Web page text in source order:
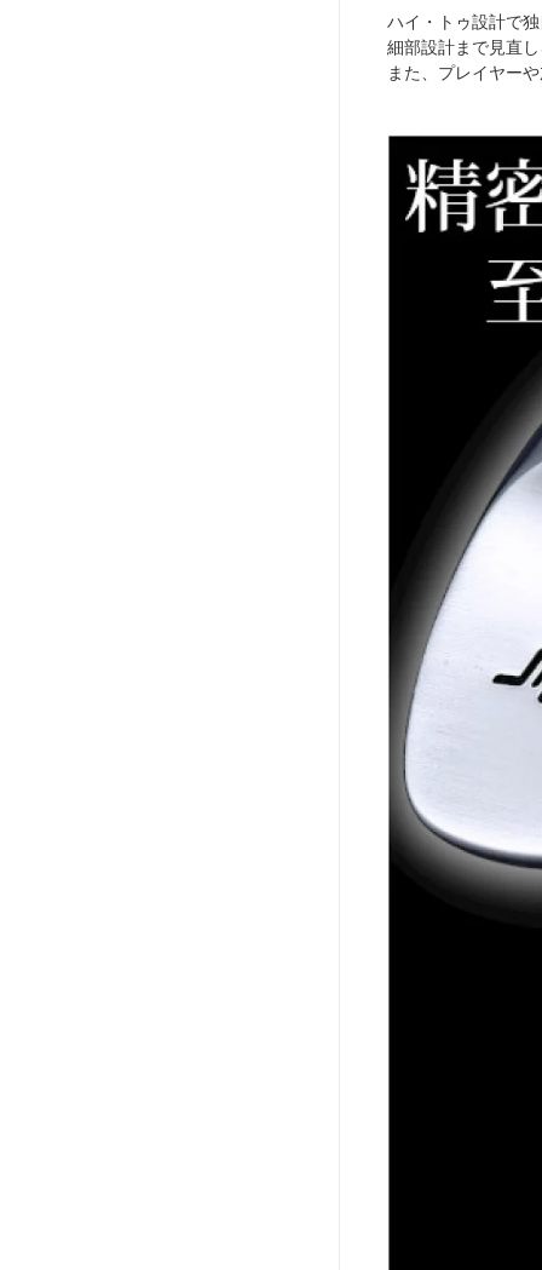
ハイ・トゥ設計で
細部設計まで見直
また、プレイヤー